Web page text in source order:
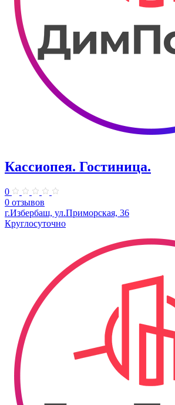
Кассиопея. Гостиница.
0
0 отзывов
г.Избербаш, ул.Приморская, 36
Круглосуточно